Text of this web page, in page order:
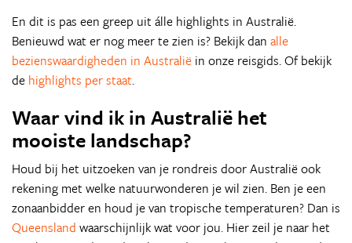
En dit is pas een greep uit álle highlights in Australië.
Benieuwd wat er nog meer te zien is? Bekijk dan alle
bezienswaardigheden in Australië in onze reisgids. Of bekijk
de highlights per staat.
Waar vind ik in Australië het
mooiste landschap?
Houd bij het uitzoeken van je rondreis door Australië ook
rekening met welke natuurwonderen je wil zien. Ben je een
zonaanbidder en houd je van tropische temperaturen? Dan is
Queensland waarschijnlijk wat voor jou. Hier zeil je naar het